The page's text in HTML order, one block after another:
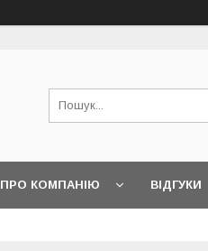
ПРО КОМПАНІЮ ВІДГУКИ